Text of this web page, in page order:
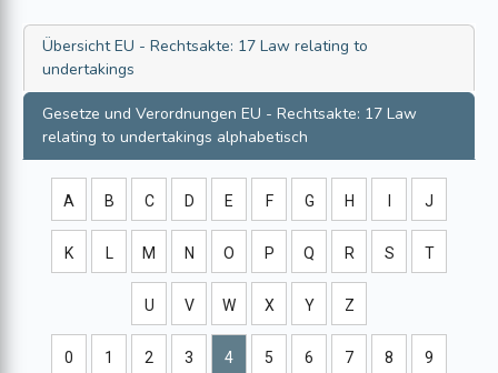
ÜbersichtEU - Rechtsakte: 17 Law relating to
undertakings
Gesetze und Verordnungen EU - Rechtsakte: 17 Law
relating to undertakings alphabetisch
A B C D E F G H J
K L M N O P Q R S T
U V W X Y Z
0 1 2 3 4 5 6 7 8 9